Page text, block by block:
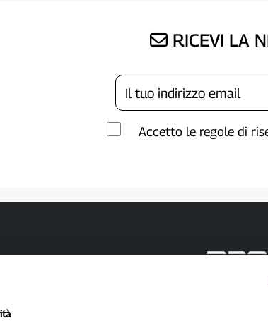
RICEVI LA
Accetto le regole di
P300.it è una Testata
Registrazione numero 1/2021